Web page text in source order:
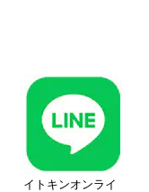
イトキンオンライ